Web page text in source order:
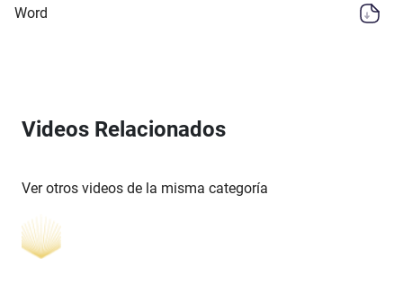
Word
Videos Relacionados
Ver otros videos de la misma categoría